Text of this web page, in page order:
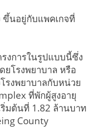
ขึ้นอยู่กับแพคเกจที่
งการในรูปแบบนี้ซึ่ง
โรงพยาบาล หรือ
รงพยาบาลกับหน่วย
ที่พักผู้สูงอายุ
มต้นที่ 1.82 ล้านบาท
County